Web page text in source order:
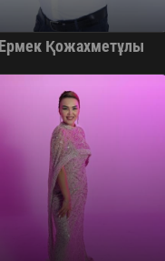
Ермек Қожахметұлы